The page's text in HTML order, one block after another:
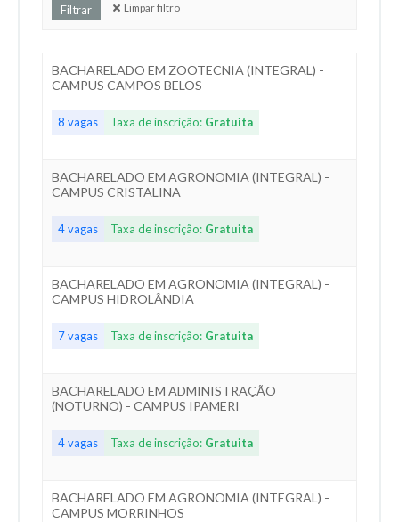
Limpar filtro
BACHARELADO EM ZOOTECNIA (INTEGRAL) -
CAMPUS CAMPOS BELOS
8 vagas Taxa de inscrição: Gratuita
BACHARELADO EM AGRONOMIA (INTEGRAL) -
CAMPUS CRISTALINA
4 vagas Taxa de inscrição: Gratuita
BACHARELADO EM AGRONOMIA (INTEGRAL) -
CAMPUS HIDROLÂNDIA
7 vagas Taxa de inscrição: Gratuita
BACHARELADO EM ADMINISTRAÇÃO
(NOTURNO) - CAMPUS IPAMERI
4 vagas Taxa de inscrição: Gratuita
BACHARELADO EM AGRONOMIA (INTEGRAL) -
CAMPUS MORRINHOS